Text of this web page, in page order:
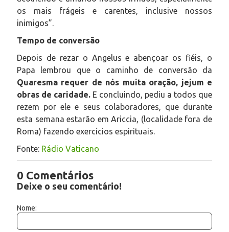
os mais frágeis e carentes, inclusive nossos
inimigos”.
Tempo de conversão
Depois de rezar o Angelus e abençoar os fiéis, o
Papa lembrou que o caminho de conversão da
Quaresma requer de nós muita oração, jejum e
obras de caridade. E concluindo, pediu a todos que
rezem por ele e seus colaboradores, que durante
esta semana estarão em Ariccia, (localidade fora de
Roma) fazendo exercícios espirituais.
Fonte: Rádio Vaticano
0 Comentários
Deixe o seu comentário!
Nome: